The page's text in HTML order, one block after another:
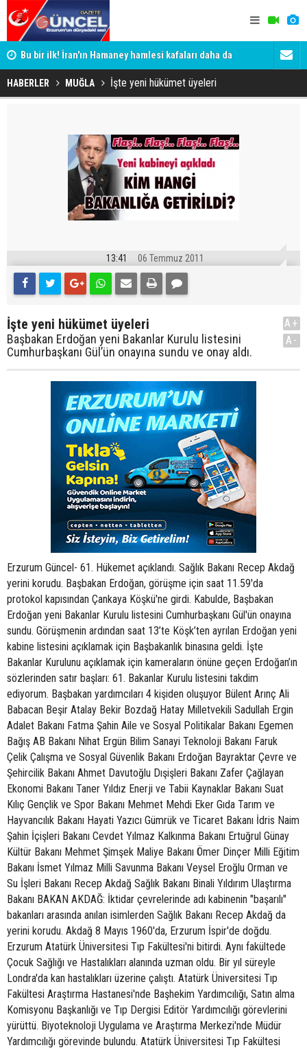
Bu bir ilk! İran'ın Hamaney hamlesi kafaları daha da
karıştırdı
HABERLER MUĞLA İşte yeni hükümet üyeleri
13:41 06 Temmuz 2011
İşte yeni hükümet üyeleri
Başbakan Erdoğan yeni Bakanlar Kurulu listesini
Cumhurbaşkanı Gül’ün onayına sundu ve onay aldı.
A+
A-
Erzurum Güncel- 61. Hükemet açıklandı. Sağlık Bakanı Recep Akdağ
yerini korudu. Başbakan Erdoğan, görüşme için saat 11.59'da
protokol kapısından Çankaya Köşkü'ne girdi. Kabulde, Başbakan
Erdoğan yeni Bakanlar Kurulu listesini Cumhurbaşkanı Gül'ün onayına
sundu. Görüşmenin ardından saat 13’te Köşk’ten ayrılan Erdoğan yeni
kabine listesini açıklamak için Başbakanlık binasına geldi. İşte
Bakanlar Kurulunu açıklamak için kameraların önüne geçen Erdoğan’ın
sözlerinden satır başları: 61. Bakanlar Kurulu listesini takdim
ediyorum. Başbakan yardımcıları 4 kişiden oluşuyor Bülent Arınç Ali
Babacan Beşir Atalay Bekir Bozdağ Hatay Milletvekili Sadullah Ergin
Adalet Bakanı Fatma Şahin Aile ve Sosyal Politikalar Bakanı Egemen
Bağış AB Bakanı Nihat Ergün Bilim Sanayi Teknoloji Bakanı Faruk
Çelik Çalışma ve Sosyal Güvenlik Bakanı Erdoğan Bayraktar Çevre ve
Şehircilik Bakanı Ahmet Davutoğlu Dışişleri Bakanı Zafer Çağlayan
Ekonomi Bakanı Taner Yıldız Enerji ve Tabii Kaynaklar Bakanı Suat
Kılıç Gençlik ve Spor Bakanı Mehmet Mehdi Eker Gıda Tarım ve
Hayvancılık Bakanı Hayati Yazıcı Gümrük ve Ticaret Bakanı İdris Naim
Şahin İçişleri Bakanı Cevdet Yılmaz Kalkınma Bakanı Ertuğrul Günay
Kültür Bakanı Mehmet Şimşek Maliye Bakanı Ömer Dinçer Milli Eğitim
Bakanı İsmet Yılmaz Milli Savunma Bakanı Veysel Eroğlu Orman ve
Su İşleri Bakanı Recep Akdağ Sağlık Bakanı Binali Yıldırım Ulaştırma
Bakanı BAKAN AKDAĞ: İktidar çevrelerinde adı kabinenin "başarılı"
bakanları arasında anılan isimlerden Sağlık Bakanı Recep Akdağ da
yerini korudu. Akdağ 8 Mayıs 1960'da, Erzurum İspir'de doğdu.
Erzurum Atatürk Üniversitesi Tıp Fakültesi'ni bitirdi. Aynı fakültede
Çocuk Sağlığı ve Hastalıkları alanında uzman oldu. Bir yıl süreyle
Londra'da kan hastalıkları üzerine çalıştı. Atatürk Üniversitesi Tıp
Fakültesi Araştırma Hastanesi'nde Başhekim Yardımcılığı, Satın alma
Komisyonu Başkanlığı ve Tıp Dergisi Editör Yardımcılığı görevlerini
yürüttü. Biyoteknoloji Uygulama ve Araştırma Merkezi'nde Müdür
Yardımcılığı görevinde bulundu. Atatürk Üniversitesi Tıp Fakültesi